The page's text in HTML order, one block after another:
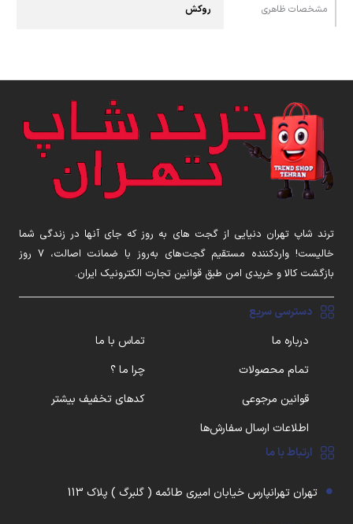
مشخصات ظاهری روکش
ترند شاپ تهران دنیایی از گجت های به روز که جای آنها در زندگی شما
خالیست! واردکننده مستقیم گجت‌های به‌روز با ضمانت اصالت، ۷ روز
بازگشت کالا و خریدی امن طبق قوانین تجارت الکترونیک ایران.
دسترسی سریع
درباره ما
تماس با ما
تمام محصولات
چرا ما ؟
قوانین مرجوعی
کدهای تخفیف بیشتر
اطلاعات ارسال سفارش‌ها
ارتباط با ما
تهران تهرانپارس خیابان امیری طائمه ( گلبرگ ) پلاک 113